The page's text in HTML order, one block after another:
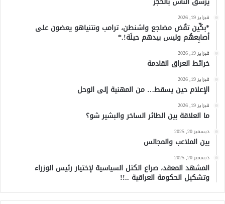
فبراير 19, 2026
*بكِّين تقُض مضاجع واشنطن، ترامب ونتنياهو يعضون على
أصابِعهُم وليس بيدهم حيلَة!.*
فبراير 19, 2026
خرائط العراق القادمة
فبراير 19, 2026
الإعلام حين يسقط… من المهنية إلى الوحل
فبراير 19, 2026
ما العلاقة بين الطائر الساخر والبشير شو؟
ديسمبر 20, 2025
بين الملاعب والمجالس
ديسمبر 20, 2025
المشهد المعقد، صراع الكتل السياسية لإختيار رئيس الوزراء
وتشكيل الحكومة العراقية ..!!